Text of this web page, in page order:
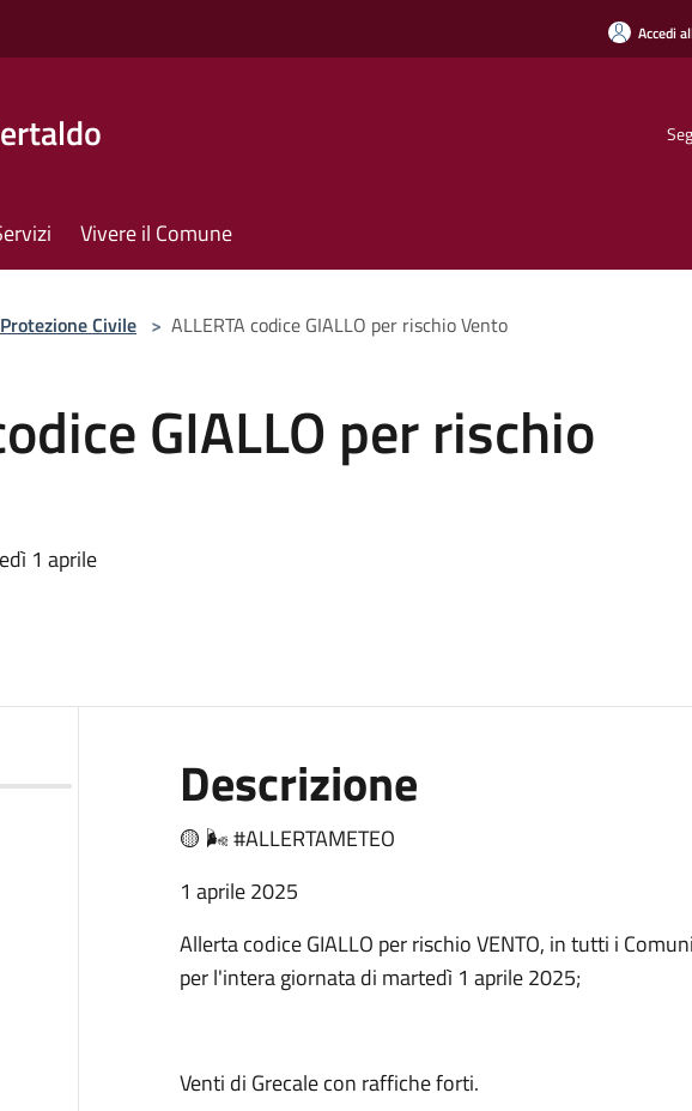
Accedi
Vivere il Comune
Protezione Civile > ALLERTA codice GIALLO per rischio Vento
GIALLO per rischio
1 aprile
Descrizione
🟡 🌬 #ALLERTAMETEO
1 aprile 2025
Allerta codice GIALLO per rischio VENTO, in tutti i
per l'intera giornata di martedì 1 aprile 2025;
Venti di Grecale con raffiche forti.